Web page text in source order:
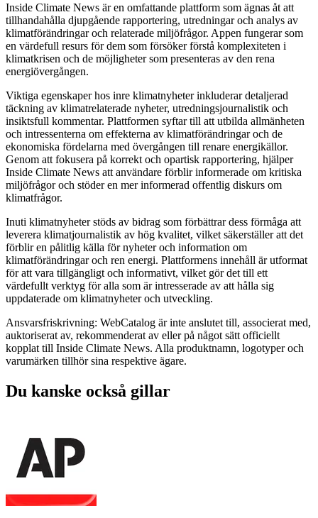
Inside Climate News är en omfattande plattform som ägnas åt att
tillhandahålla djupgående rapportering, utredningar och analys av
klimatförändringar och relaterade miljöfrågor. Appen fungerar som
en värdefull resurs för dem som försöker förstå komplexiteten i
klimatkrisen och de möjligheter som presenteras av den rena
energiövergången.
Viktiga egenskaper hos inre klimatnyheter inkluderar detaljerad
täckning av klimatrelaterade nyheter, utredningsjournalistik och
insiktsfull kommentar. Plattformen syftar till att utbilda allmänheten
och intressenterna om effekterna av klimatförändringar och de
ekonomiska fördelarna med övergången till renare energikällor.
Genom att fokusera på korrekt och opartisk rapportering, hjälper
Inside Climate News att användare förblir informerade om kritiska
miljöfrågor och stöder en mer informerad offentlig diskurs om
klimatfrågor.
Inuti klimatnyheter stöds av bidrag som förbättrar dess förmåga att
leverera klimatjournalistik av hög kvalitet, vilket säkerställer att det
förblir en pålitlig källa för nyheter och information om
klimatförändringar och ren energi. Plattformens innehåll är utformat
för att vara tillgängligt och informativt, vilket gör det till ett
värdefullt verktyg för alla som är intresserade av att hålla sig
uppdaterade om klimatnyheter och utveckling.
Ansvarsfriskrivning: WebCatalog är inte anslutet till, associerat med,
auktoriserat av, rekommenderat av eller på något sätt officiellt
kopplat till Inside Climate News. Alla produktnamn, logotyper och
varumärken tillhör sina respektive ägare.
Du kanske också gillar